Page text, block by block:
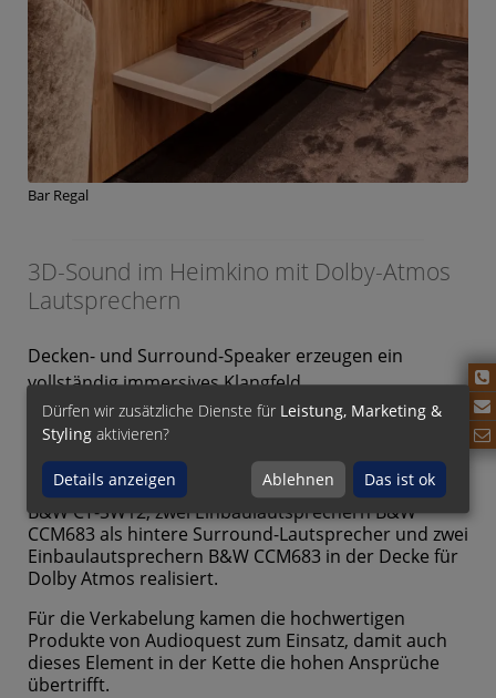
Bar Regal
3D-Sound im Heimkino mit Dolby-Atmos
Lautsprechern
Decken- und Surround-Speaker erzeugen ein
vollständig immersives Klangfeld
Bei der Auswahl der Lautsprecher fiel die Wahl auf
Bowers & Wilkins. Das 5.2.2. System wurde mit drei
CostumTheater Lautsprechern B&W CT8.4 LCRS als
Frontlautsprecher, zwei CostumTheater Subwoofern
B&W CT-SW12, zwei Einbaulautsprechern B&W
CCM683 als hintere Surround-Lautsprecher und zwei
Einbaulautsprechern B&W CCM683 in der Decke für
Dolby Atmos realisiert.
Für die Verkabelung kamen die hochwertigen
Produkte von Audioquest zum Einsatz, damit auch
dieses Element in der Kette die hohen Ansprüche
übertrifft.
Dürfen wir zusätzliche Dienste für Leistung, Marketing &
Styling aktivieren?
Details anzeigen Ablehnen Das ist ok